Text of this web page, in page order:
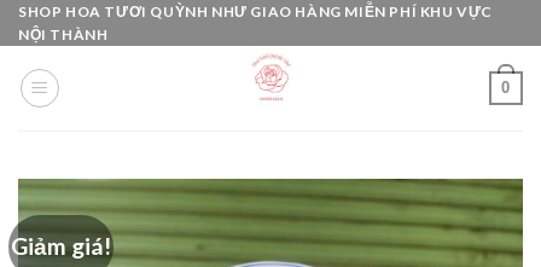
Skip
to
content
SHOP HOA TƯƠI QUỲNH NHƯ GIAO HÀNG MIỄN PHÍ KHU VỰC
NỘI THÀNH
0
Giảm giá!